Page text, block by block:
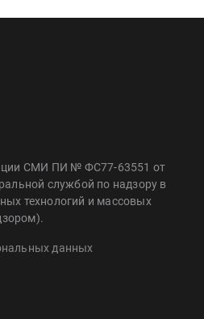
СМИ ПИ № ФС77-63551 от
службой по надзору в
технологий и массовых
данных